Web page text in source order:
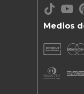
Medios